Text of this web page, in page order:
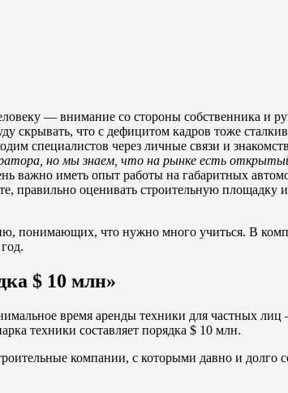
— внимание со стороны собственника и
скрывать, что с дефицитом кадров тоже
специалистов через личные связи и
но мы знаем, что на рынке есть
важно иметь опыт работы на габаритных
правильно оценивать строительную площадку
понимающих, что нужно много учиться. В
$ 10 млн»
время аренды техники для частных
техники составляет порядка $ 10 млн.
компании, с которыми давно и долго